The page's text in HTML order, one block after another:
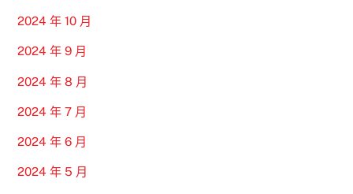
2024 年 10 月
2024 年 9 月
2024 年 8 月
2024 年 7 月
2024 年 6 月
2024 年 5 月